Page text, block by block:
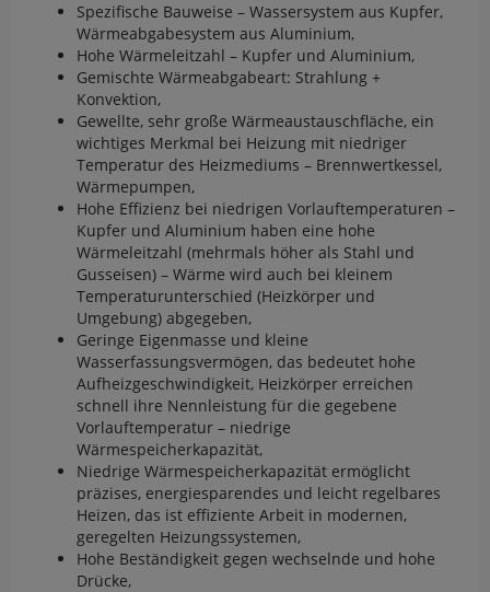
Spezifische Bauweise – Wassersystem aus Kupfer,
Wärmeabgabesystem aus Aluminium,
Hohe Wärmeleitzahl – Kupfer und Aluminium,
Gemischte Wärmeabgabeart: Strahlung +
Konvektion,
Gewellte, sehr große Wärmeaustauschfläche, ein
wichtiges Merkmal bei Heizung mit niedriger
Temperatur des Heizmediums – Brennwertkessel,
Wärmepumpen,
Hohe Effizienz bei niedrigen Vorlauftemperaturen –
Kupfer und Aluminium haben eine hohe
Wärmeleitzahl (mehrmals höher als Stahl und
Gusseisen) – Wärme wird auch bei kleinem
Temperaturunterschied (Heizkörper und
Umgebung) abgegeben,
Geringe Eigenmasse und kleine
Wasserfassungsvermögen, das bedeutet hohe
Aufheizgeschwindigkeit, Heizkörper erreichen
schnell ihre Nennleistung für die gegebene
Vorlauftemperatur – niedrige
Wärmespeicherkapazität,
Niedrige Wärmespeicherkapazität ermöglicht
präzises, energiesparendes und leicht regelbares
Heizen, das ist effiziente Arbeit in modernen,
geregelten Heizungssystemen,
Hohe Beständigkeit gegen wechselnde und hohe
Drücke,